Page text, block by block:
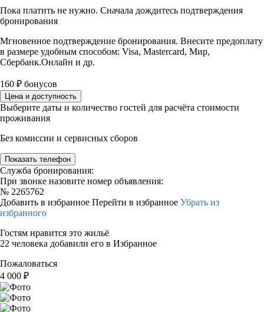
Пока платить не нужно. Сначала дождитесь подтверждения
бронирования
Мгновенное подтверждение бронирования. Внесите предоплату
в размере удобным способом: Visa, Mastercard, Мир,
Сбербанк.Онлайн и др.
160 ₽ бонусов
Цена и доступность
Выберите даты и количество гостей для расчёта стоимости
проживания
Без комиссии и сервисных сборов
Показать телефон
Служба бронирования:
При звонке назовите номер объявления:
№ 2265762
Добавить в избранное Перейти в избранное Убрать из
избранного
Гостям нравится это жильё
22 человека добавили его в Избранное
Пожаловаться
4 000 ₽